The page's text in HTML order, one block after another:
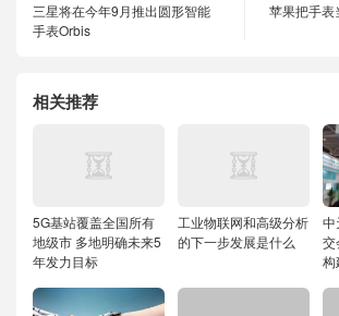
三星将在今年9月推出圆形智能
手表Orbis
苹果把手表
相关推荐
5G基站覆盖全国所有
地级市 多地明确未来5
年发力目标
工业物联网和高级分析
的下一步发展是什么
交